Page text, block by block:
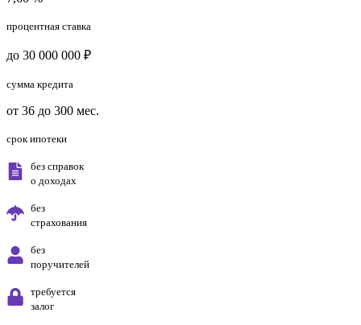
процентная ставка
до 30 000 000 ₽
сумма кредита
от 36 до 300 мес.
срок ипотеки
без справок
о доходах
без
страхования
без
поручителей
требуется
залог